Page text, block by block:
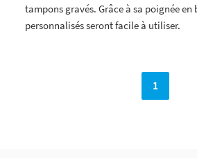
tampons gravés. Grâce à sa poignée
personnalisés seront facile à utiliser.
1